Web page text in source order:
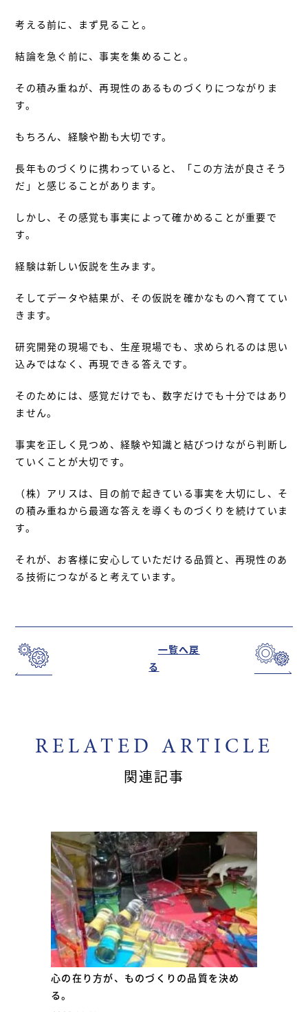
考える前に、まず見ること。
結論を急ぐ前に、事実を集めること。
その積み重ねが、再現性のあるものづくりにつながりま
す。
もちろん、経験や勘も大切です。
長年ものづくりに携わっていると、「この方法が良さそう
だ」と感じることがあります。
しかし、その感覚も事実によって確かめることが重要で
す。
経験は新しい仮説を生みます。
そしてデータや結果が、その仮説を確かなものへ育ててい
きます。
研究開発の現場でも、生産現場でも、求められるのは思い
込みではなく、再現できる答えです。
そのためには、感覚だけでも、数字だけでも十分ではあり
ません。
事実を正しく見つめ、経験や知識と結びつけながら判断し
ていくことが大切です。
（株）アリスは、目の前で起きている事実を大切にし、そ
の積み重ねから最適な答えを導くものづくりを続けていま
す。
それが、お客様に安心していただける品質と、再現性のあ
る技術につながると考えています。
一覧へ戻
る
RELATED ARTICLE
関連記事
心の在り方が、ものづくりの品質を決め
る。